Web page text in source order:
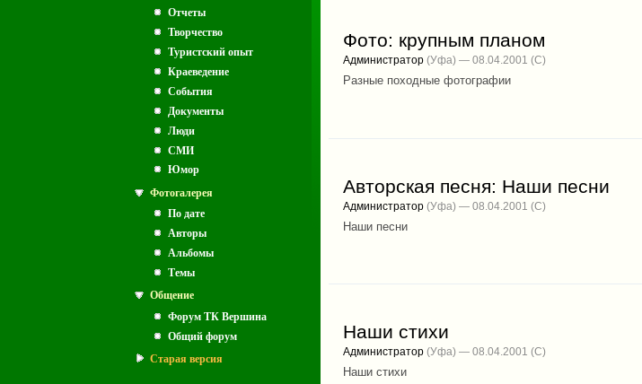
Отчеты
Творчество
Туристский опыт
Краеведение
События
Документы
Люди
СМИ
Юмор
Фотогалерея
По дате
Авторы
Альбомы
Темы
Общение
Форум ТК Вершина
Общий форум
Старая версия
Фото: крупным планом
Администратор (Уфа) — 08.04.2001
Разные походные фотографии
Авторская песня: Наши песни
Администратор (Уфа) — 08.04.2001
Наши песни
Наши стихи
Администратор (Уфа) — 08.04.2001
Наши стихи